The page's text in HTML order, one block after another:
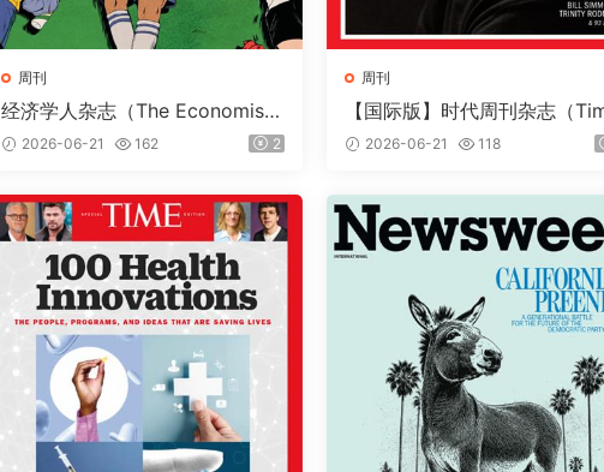
周刊
经济学人杂志（The Economis
t）2026年6月13日（PDF版+音
频+Kindle版）
2026-06-21 162 2
周刊
【国际版】时代周刊杂志（
e）2026年6月22日
2026-06-21 118